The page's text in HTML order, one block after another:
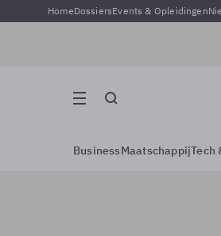
HomeDossiersEvents & Opleidingen
BusinessMaatschappijTech